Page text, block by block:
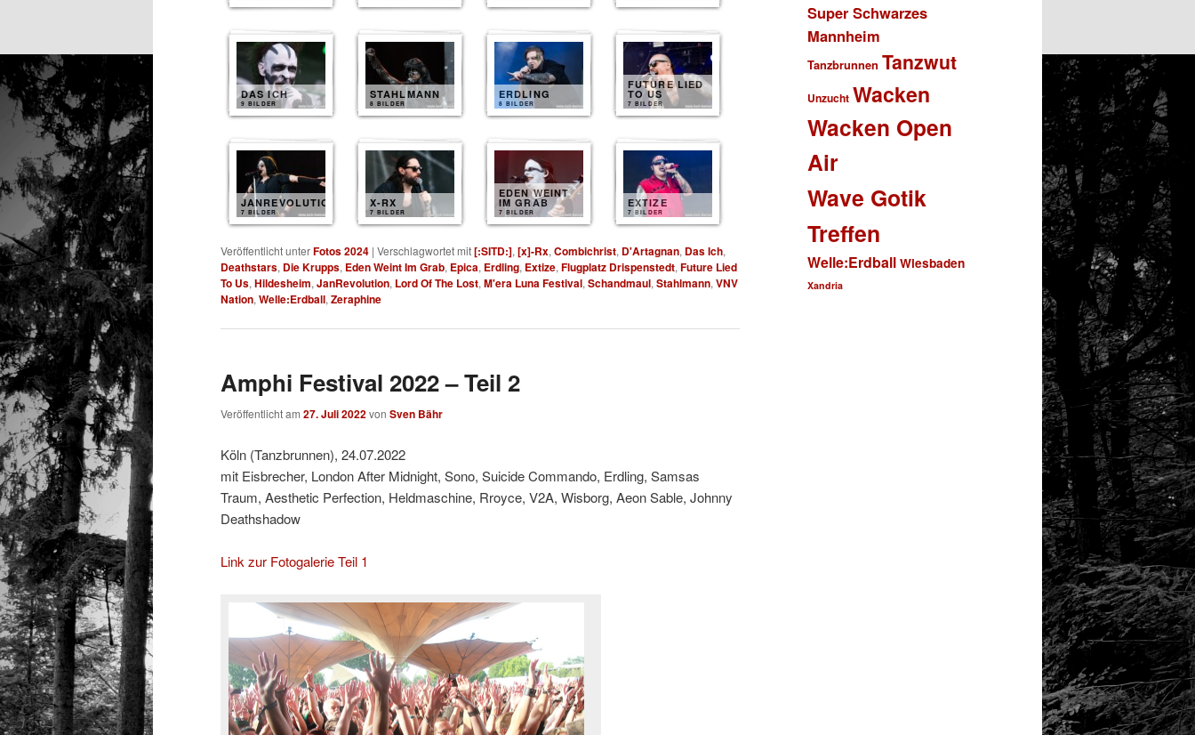
DAS ICH
9 BILDER
STAHLMANN
8 BILDER
ERDLING
8 BILDER
FUTURE LIED
TO US
7 BILDER
JANREVOLUTION
7 BILDER
X-RX
7 BILDER
EDEN WEINT
IM GRAB
7 BILDER
EXTIZE
7 BILDER
Veröffentlicht unterFotos 2024 | Verschlagwortet mit[:SITD:], [x]-Rx, Combichrist, D'Artagnan, Das Ich,
Deathstars, Die Krupps, Eden Weint Im Grab, Epica, Erdling, Extize, Flugplatz Drispenstedt, Future Lied
To Us, Hildesheim, JanRevolution, Lord Of The Lost, M'era Luna Festival, Schandmaul, Stahlmann, VNV
Nation, Welle:Erdball, Zeraphine
Amphi Festival 2022 – Teil 2
Veröffentlicht am 27. Juli 2022von Sven Bähr
Köln (Tanzbrunnen), 24.07.2022
mit Eisbrecher, London After Midnight, Sono, Suicide Commando, Erdling, Samsas
Traum, Aesthetic Perfection, Heldmaschine, Rroyce, V2A, Wisborg, Aeon Sable, Johnny
Deathshadow
Link zur Fotogalerie Teil 1
Super Schwarzes
Mannheim
Tanzbrunnen Tanzwut
Unzucht Wacken
Wacken Open
Air
Wave Gotik
Treffen
Welle:Erdball Wiesbaden
Xandria